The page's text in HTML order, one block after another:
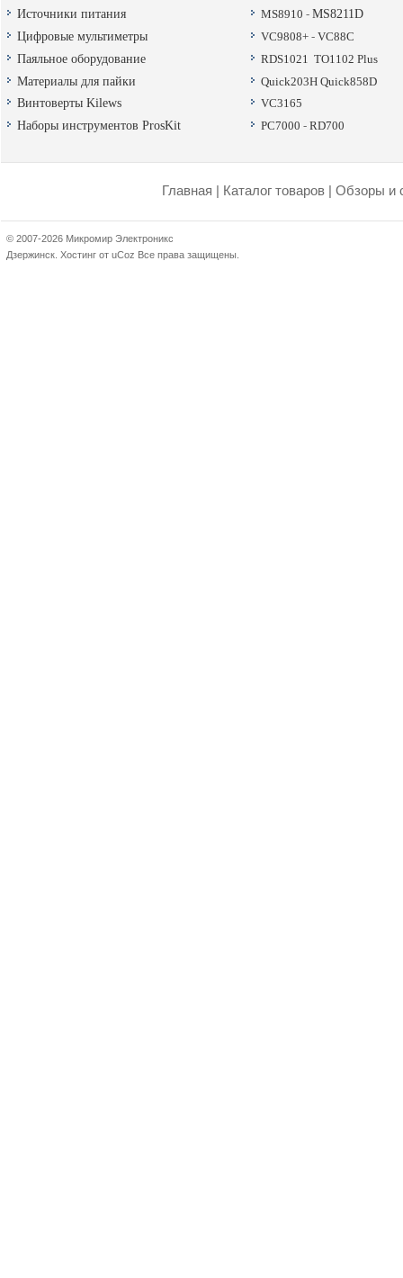
Источники питания
Цифровые мультиметры
Паяльное оборудование
Материалы для пайки
Винтоверты Kilews
Наборы инструментов ProsKit
MS8910 - MS8211D
VC9808+ - VC88C
RDS1021 TO1102 Plus
Quick203H Quick858D
VC3165
PC7000 - RD700
Главная Каталог товаров Обзоры и
© 2007-2026 Микромир Электроникс
Дзержинск. Хостинг от uCoz Все права защищены.